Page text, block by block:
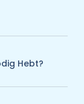
Hebt?